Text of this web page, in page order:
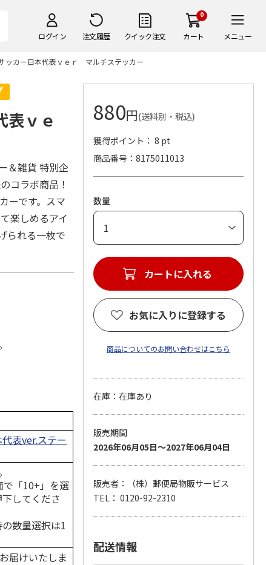
ログイン 注文履歴 クイック注文
0
カート メニュー
ッカー日本代表ｖｅｒ マルチステッカー
ｖｅ
＆雑貨 特別企
コラボ商品！
ーです。スマ
楽しめるアイ
られる一枚で
表ver.ステー
「10+」を選
してくださ
数量選択は1
届けいたしま
880円(送料別・税込)
獲得ポイント： 8 pt
商品番号
8175011013
数量
カートに入れる
お気に入りに登録する
商品についてのお問い合わせはこちら
在庫：在庫あり
販売期間
2026年06月05日～2027年06月04日
販売者：（株）郵便局物販サービス
TEL： 0120-92-2310
配送情報